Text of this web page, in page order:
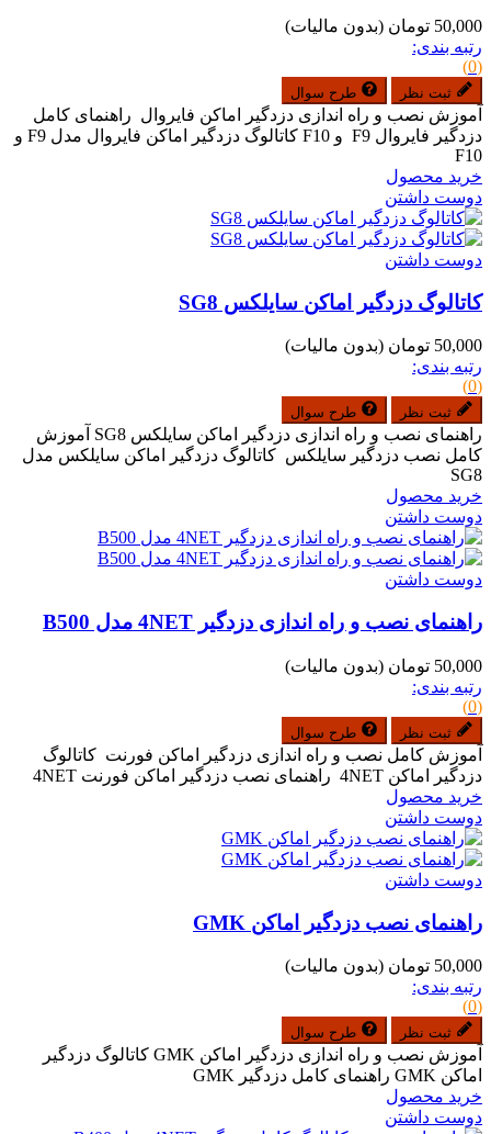
50,000 تومان
(بدون مالیات)
رتبه بندی:
(0)
ثبت نظر طرح سوال
آموزش نصب و راه اندازی دزدگیر اماکن فایروال راهنمای کامل
دزدگیر فایروال F9 و F10 کاتالوگ دزدگیر اماکن فایروال مدل F9 و
F10
خرید محصول
دوست داشتن
دوست داشتن
کاتالوگ دزدگیر اماکن سایلکس SG8
50,000 تومان
(بدون مالیات)
رتبه بندی:
(0)
ثبت نظر طرح سوال
راهنمای نصب و راه اندازی دزدگیر اماکن سایلکس SG8 آموزش
کامل نصب دزدگیر سایلکس کاتالوگ دزدگیر اماکن سایلکس مدل
SG8
خرید محصول
دوست داشتن
دوست داشتن
راهنمای نصب و راه اندازی دزدگیر 4NET مدل B500
50,000 تومان
(بدون مالیات)
رتبه بندی:
(0)
ثبت نظر طرح سوال
آموزش کامل نصب و راه اندازی دزدگیر اماکن فورنت کاتالوگ
دزدگیر اماکن 4NET راهنمای نصب دزدگیر اماکن فورنت 4NET
خرید محصول
دوست داشتن
دوست داشتن
راهنمای نصب دزدگیر اماکن GMK
50,000 تومان
(بدون مالیات)
رتبه بندی:
(0)
ثبت نظر طرح سوال
آموزش نصب و راه اندازی دزدگیر اماکن GMK کاتالوگ دزدگیر
اماکن GMK راهنمای کامل دزدگیر GMK
خرید محصول
دوست داشتن